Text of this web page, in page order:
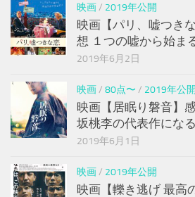
映画/ 2019年公開
映画【パリ、嘘つき
想 １つの嘘から始ま
2019年6月2日
映画/ 80点〜 / 2019年公開
映画【居眠り磐音】
坂桃李の代表作にな
2019年6月1日
映画/ 2019年公開
映画【轢き逃げ 最高